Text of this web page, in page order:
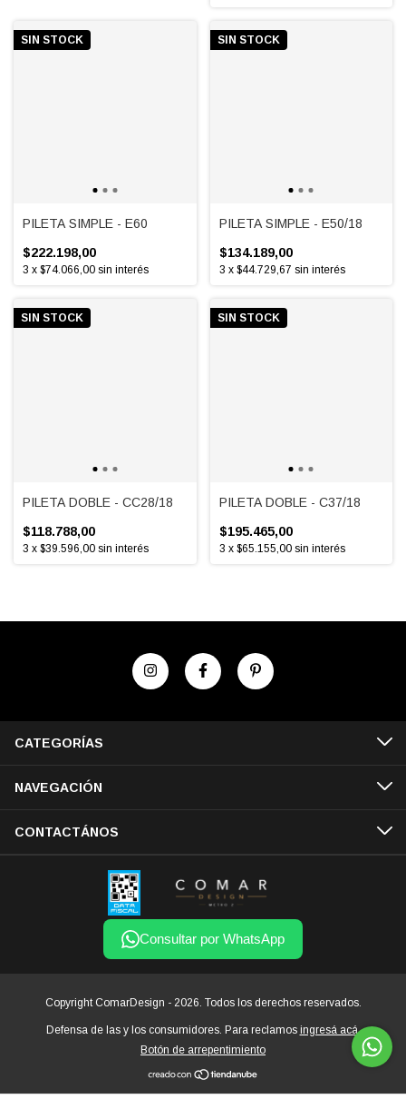
SIN STOCK
PILETA SIMPLE - E60
$222.198,00
3 x $74.066,00 sin interés
SIN STOCK
PILETA SIMPLE - E50/18
$134.189,00
3 x $44.729,67 sin interés
SIN STOCK
PILETA DOBLE - CC28/18
$118.788,00
3 x $39.596,00 sin interés
SIN STOCK
PILETA DOBLE - C37/18
$195.465,00
3 x $65.155,00 sin interés
CATEGORÍAS
NAVEGACIÓN
CONTACTÁNOS
Consultar por WhatsApp
Copyright ComarDesign - 2026. Todos los derechos reservados.
Defensa de las y los consumidores. Para reclamos ingresá acá.
Botón de arrepentimiento